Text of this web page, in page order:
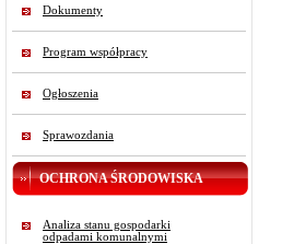
Dokumenty
Program współpracy
Ogłoszenia
Sprawozdania
OCHRONA ŚRODOWISKA
Analiza stanu gospodarki
odpadami komunalnymi